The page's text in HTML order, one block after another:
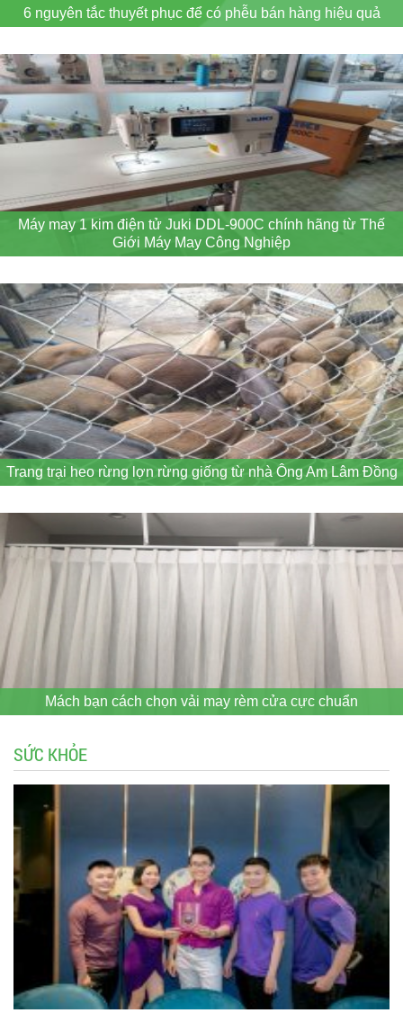
6 nguyên tắc thuyết phục để có phễu bán hàng hiệu quả
Máy may 1 kim điện tử Juki DDL-900C chính hãng từ Thế
Giới Máy May Công Nghiệp
Trang trại heo rừng lợn rừng giống từ nhà Ông Am Lâm Đồng
Mách bạn cách chọn vải may rèm cửa cực chuẩn
SỨC KHỎE